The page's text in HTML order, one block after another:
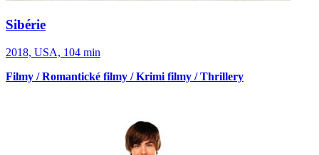
Sibérie
2018, USA, 104 min
Filmy / Romantické filmy / Krimi filmy / Thrillery